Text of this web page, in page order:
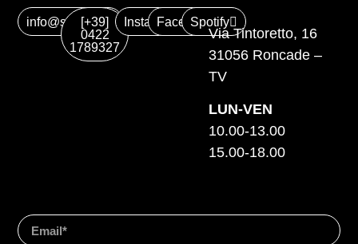
info@suonica.it
[+39]
0422
1789327
InstagramFacebook
Spotify
Via Tintoretto, 16
31056 Roncade –
TV
LUN-VEN
10.00-13.00
15.00-18.00